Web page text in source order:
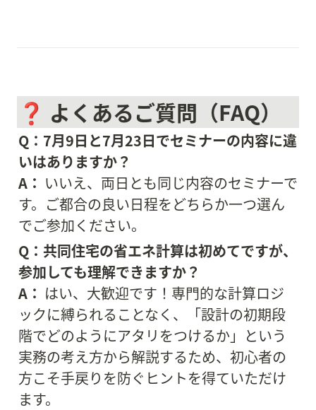
❓ よくあるご質問（FAQ）
Q：7月9日と7月23日でセミナーの内容に違
いはありますか？
A： いいえ、両日とも同じ内容のセミナーで
す。ご都合の良い日程をどちらか一つ選ん
でご参加ください。
Q：共同住宅の省エネ計算は初めてですが、
参加しても理解できますか？
A： はい、大歓迎です！専門的な計算ロジ
ックに縛られることなく、「設計の初期段
階でどのようにアタリをつけるか」という
実務の考え方から解説するため、初心者の
方こそ手戻りを防ぐヒントを得ていただけ
ます。